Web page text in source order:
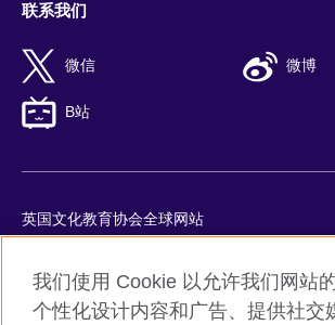
联系我们
微信 微博
B站
英国文化教育协会全球网站
Cookie
网站地图
我们使用 Cookie 以允许我们网站
个性化设计内容和广告、提供社交